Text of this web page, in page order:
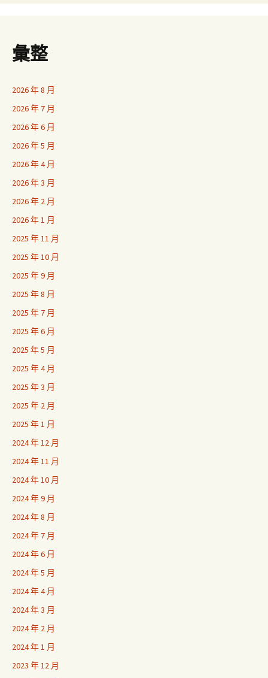
彙整
2026 年 8 月
2026 年 7 月
2026 年 6 月
2026 年 5 月
2026 年 4 月
2026 年 3 月
2026 年 2 月
2026 年 1 月
2025 年 11 月
2025 年 10 月
2025 年 9 月
2025 年 8 月
2025 年 7 月
2025 年 6 月
2025 年 5 月
2025 年 4 月
2025 年 3 月
2025 年 2 月
2025 年 1 月
2024 年 12 月
2024 年 11 月
2024 年 10 月
2024 年 9 月
2024 年 8 月
2024 年 7 月
2024 年 6 月
2024 年 5 月
2024 年 4 月
2024 年 3 月
2024 年 2 月
2024 年 1 月
2023 年 12 月